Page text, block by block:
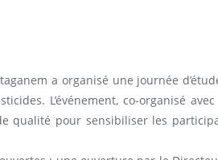
a organisé une journée
L’événement, co-organisé
qualité pour sensibiliser les